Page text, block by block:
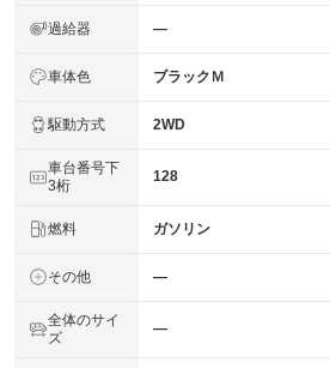
過給器 ―
車体色 ブラックＭ
駆動方式 2WD
車台番号下
3桁
128
燃料 ガソリン
その他 ―
全体のサイ
ズ
―